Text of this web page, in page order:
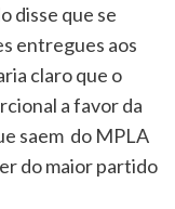
disse que se
entregues aos
claro que o
a favor da
saem do MPLA
do maior partido